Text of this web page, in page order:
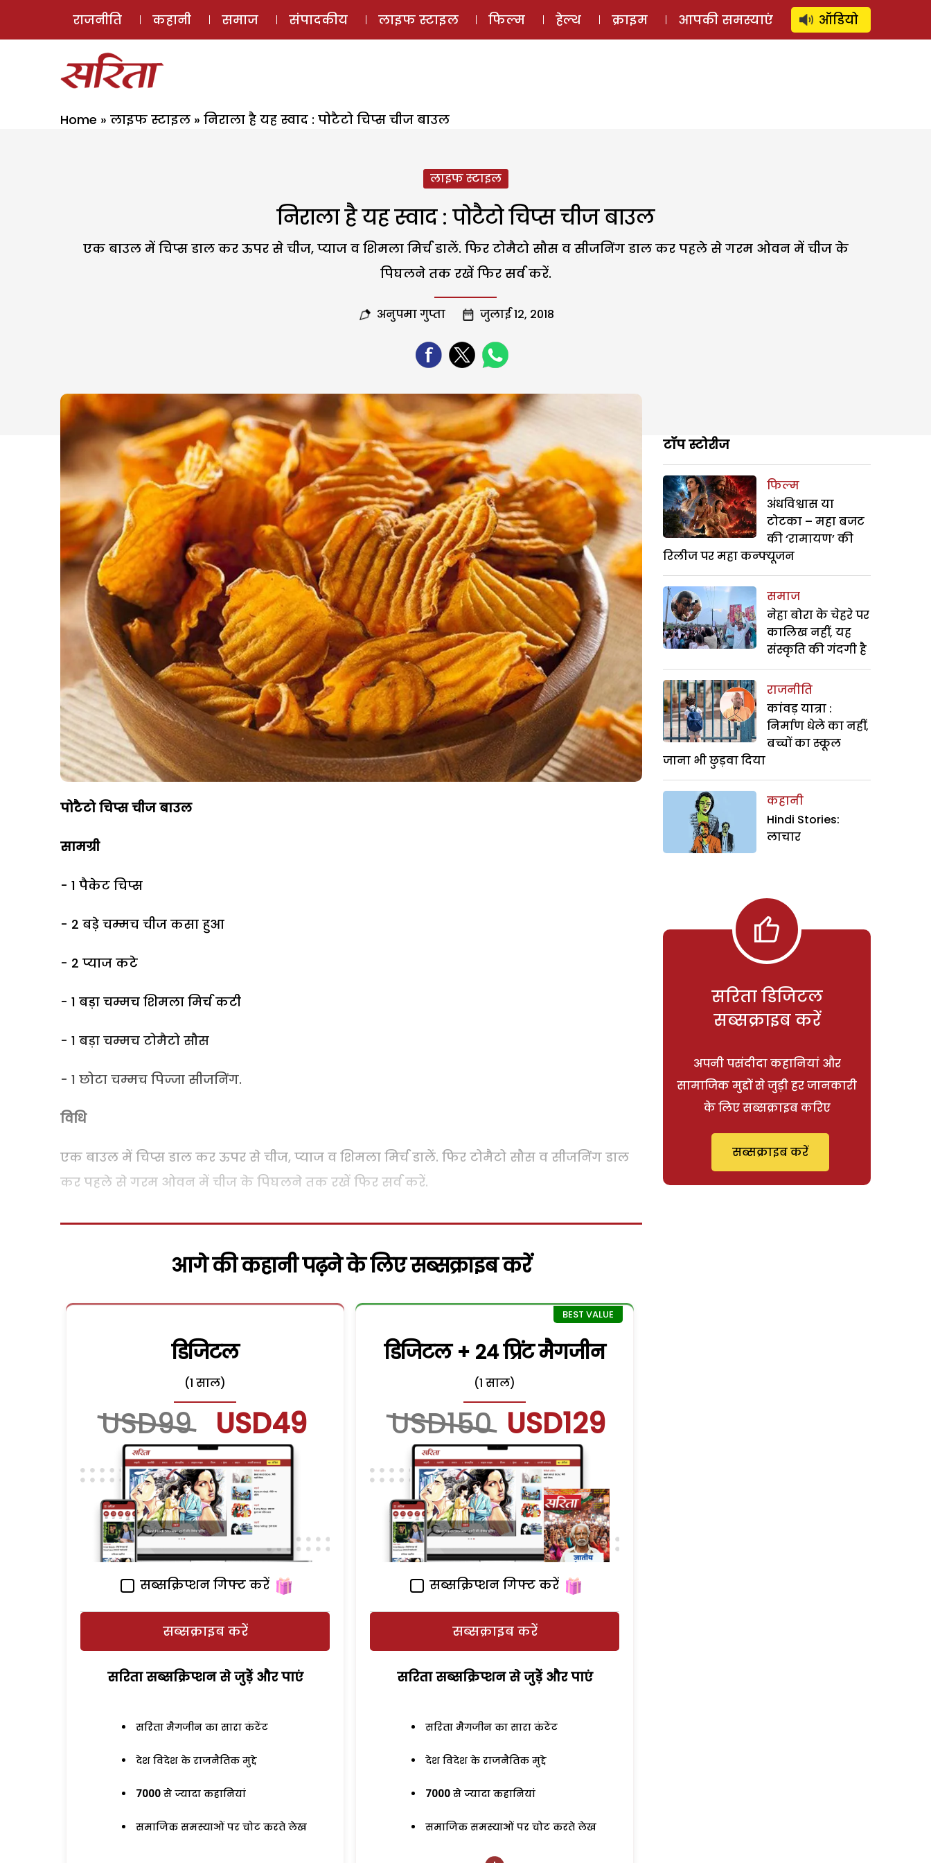
ई-मैगज़ीन ऑडियो स्टोरी लॉग इन ⚲ SUBSCRIBE
राजनीति कहानी समाज संपादकीय लाइफ स्टाइल फिल्म हेल्थ क्राइम आपकी समस्याएं ऑडियो
Home » लाइफ स्टाइल » निराला है यह स्वाद : पोटैटो चिप्स चीज बाउल
लाइफ स्टाइल
निराला है यह स्वाद : पोटैटो चिप्स चीज बाउल
एक बाउल में चिप्स डाल कर ऊपर से चीज, प्याज व शिमला मिर्च डालें. फिर टोमैटो सौस व सीजनिंग डाल कर पहले से गरम ओवन में चीज के
पिघलने तक रखें फिर सर्व करें.
अनुपमा गुप्ता जुलाई 12, 2018
पोटैटो चिप्स चीज बाउल
सामग्री
- 1 पैकेट चिप्स
- 2 बड़े चम्मच चीज कसा हुआ
- 2 प्याज कटे
- 1 बड़ा चम्मच शिमला मिर्च कटी
- 1 बड़ा चम्मच टोमैटो सौस
- 1 छोटा चम्मच पिज्जा सीजनिंग.
विधि
एक बाउल में चिप्स डाल कर ऊपर से चीज, प्याज व शिमला मिर्च डालें. फिर टोमैटो सौस व सीजनिंग डाल
कर पहले से गरम ओवन में चीज के पिघलने तक रखें फिर सर्व करें.
आगे की कहानी पढ़ने के लिए सब्सक्राइब करें
डिजिटल
(1 साल)
USD99 USD49
सब्सक्रिप्शन गिफ्ट करें
सब्सक्राइब करें
सरिता सब्सक्रिप्शन से जुड़ेें और पाएं
सरिता मैगजीन का सारा कंटेंट
देश विदेश के राजनैतिक मुद्दे
7000 से ज्यादा कहानियां
समाजिक समस्याओं पर चोट करते लेख
डिजिटल + 24 प्रिंट मैगजीन
(1 साल)
USD150 USD129
सब्सक्रिप्शन गिफ्ट करें
सब्सक्राइब करें
सरिता सब्सक्रिप्शन से जुड़ेें और पाएं
सरिता मैगजीन का सारा कंटेंट
देश विदेश के राजनैतिक मुद्दे
7000 से ज्यादा कहानियां
समाजिक समस्याओं पर चोट करते लेख
टॉप स्टोरीज
फिल्म
अंधविश्वास या
टोटका – महा बजट
की ‘रामायण’ की
रिलीज पर महा कन्फ्यूजन
समाज
नेहा बोरा के चेहरे पर
कालिख नहीं, यह
संस्कृति की गंदगी है
राजनीति
कांवड़ यात्रा :
निर्माण धेले का नहीं,
बच्चों का स्कूल
जाना भी छुड़वा दिया
कहानी
Hindi Stories:
लाचार
सरिता डिजिटल
सब्सक्राइब करें
अपनी पसंदीदा कहानियां और
सामाजिक मुद्दों से जुड़ी हर जानकारी
के लिए सब्सक्राइब करिए
सब्सक्राइब करें